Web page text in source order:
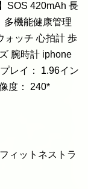
SOS 420mAh 長
多機能健康管理
ォッチ 心拍計 歩
腕時計 iphone
レイ： 1.96イン
度： 240*
ィットネストラ